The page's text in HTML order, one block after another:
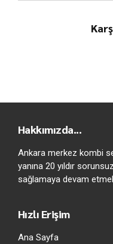
Hakkımızda...
Ankara merkez kombi
yanına 20 yıldır
sağlamaya devam
Hızlı Erişim
Ana Sayfa